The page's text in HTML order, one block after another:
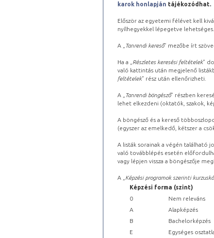
karok honlapján tájékozódhat.
Először az egyetemi félévet kell
nyílhegyekkel lépegetve
A „ Tanrendi kereső” mezőbe írt
Ha a „ Részletes keresési feltételek”
való kattintás után megjelenő
feltételek” rész után ellenőrizheti.
A „ Tanrendi böngésző” részben
lehet elkezdeni (oktatók, szakok,
A böngésző és a kereső
(egyszer az emelkedő, kétszer a
A listák sorainak a végén található
való továbblépés esetén
vagy lépjen vissza a böngészője
A „ Képzési programok szerinti
Képzési forma (szint)
0
Nem releváns
A
Alapképzés
B
Bachelorképzés
E
Egységes